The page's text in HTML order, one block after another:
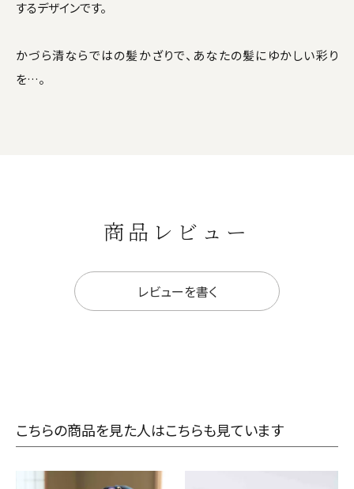
するデザインです。
かづら清ならではの髪かざりで、あなたの髪にゆかしい彩り
を…。
商品レビュー
レビューを書く
こちらの商品を見た人はこちらも見ています